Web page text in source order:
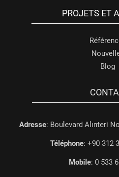
PROJETS ET
Blog
Adresse: Boulevard Alınteri
Téléphone: +90 312
Mobile: 0 533